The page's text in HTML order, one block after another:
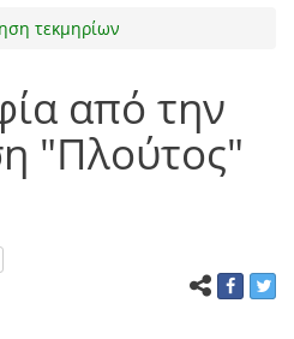
τεκμηρίων
από την
"Πλούτος"